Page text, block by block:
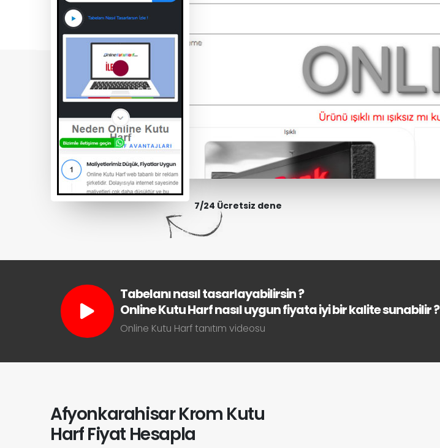
7/24 Ücretsiz dene
Tabelanı nasıl tasarlayabilirsin ?
Online Kutu Harf nasıl uygun fiyata iyi bir kalite sunabilir ?
Online Kutu Harf tanıtım videosu
Afyonkarahisar Krom Kutu
Harf Fiyat Hesapla